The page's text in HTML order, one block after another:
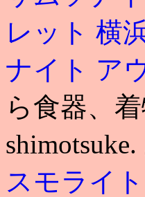
レット 横
ナイト ア
ら食器、
スモライ